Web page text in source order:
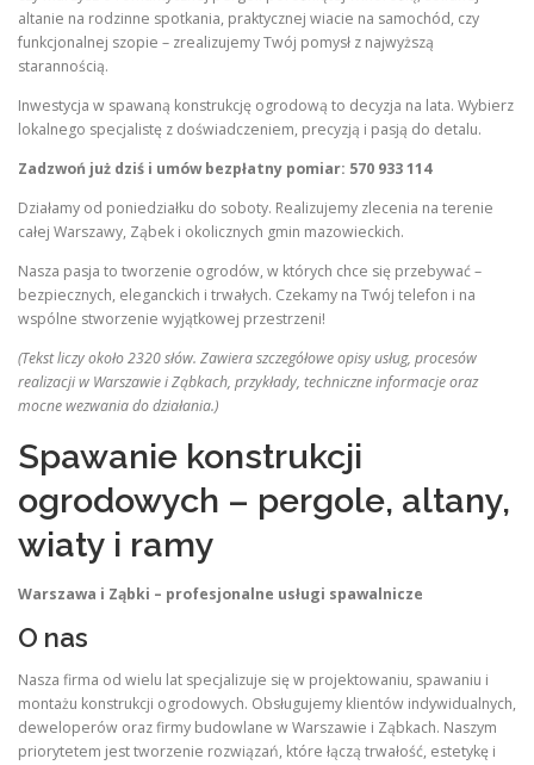
altanie na rodzinne spotkania, praktycznej wiacie na samochód, czy
funkcjonalnej szopie – zrealizujemy Twój pomysł z najwyższą
starannością.
Inwestycja w spawaną konstrukcję ogrodową to decyzja na lata. Wybierz
lokalnego specjalistę z doświadczeniem, precyzją i pasją do detalu.
Zadzwoń już dziś i umów bezpłatny pomiar: 570 933 114
Działamy od poniedziałku do soboty. Realizujemy zlecenia na terenie
całej Warszawy, Ząbek i okolicznych gmin mazowieckich.
Nasza pasja to tworzenie ogrodów, w których chce się przebywać –
bezpiecznych, eleganckich i trwałych. Czekamy na Twój telefon i na
wspólne stworzenie wyjątkowej przestrzeni!
(Tekst liczy około 2320 słów. Zawiera szczegółowe opisy usług, procesów
realizacji w Warszawie i Ząbkach, przykłady, techniczne informacje oraz
mocne wezwania do działania.)
Spawanie konstrukcji
ogrodowych – pergole, altany,
wiaty i ramy
Warszawa i Ząbki – profesjonalne usługi spawalnicze
O nas
Nasza firma od wielu lat specjalizuje się w projektowaniu, spawaniu i
montażu konstrukcji ogrodowych. Obsługujemy klientów indywidualnych,
deweloperów oraz firmy budowlane w Warszawie i Ząbkach. Naszym
priorytetem jest tworzenie rozwiązań, które łączą trwałość, estetykę i